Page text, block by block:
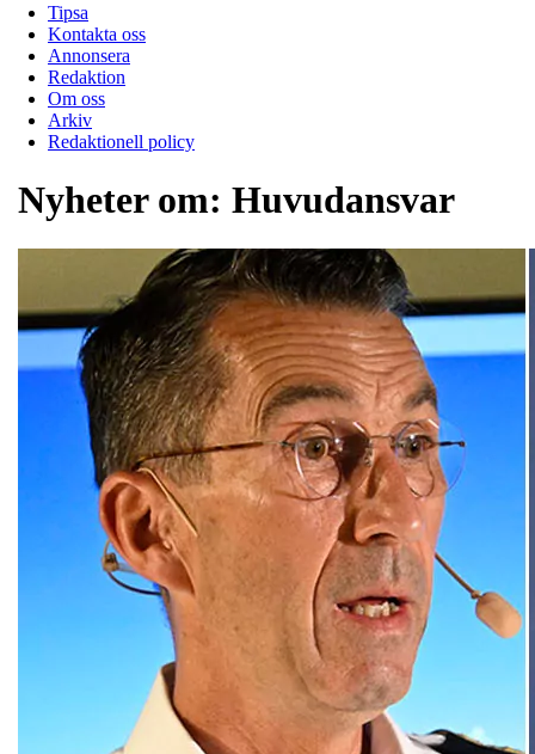
Tipsa
Kontakta oss
Annonsera
Redaktion
Om oss
Arkiv
Redaktionell policy
Nyheter om: Huvudansvar